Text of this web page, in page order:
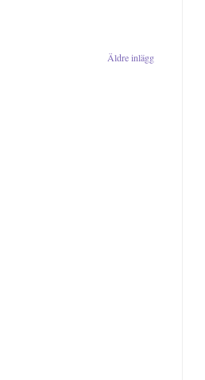
Äldre inlägg